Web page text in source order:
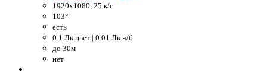
1920x1080, 25 к/c
103°
есть
0.1 Лк цвет | 0.01 Лк ч/б
до 30м
нет